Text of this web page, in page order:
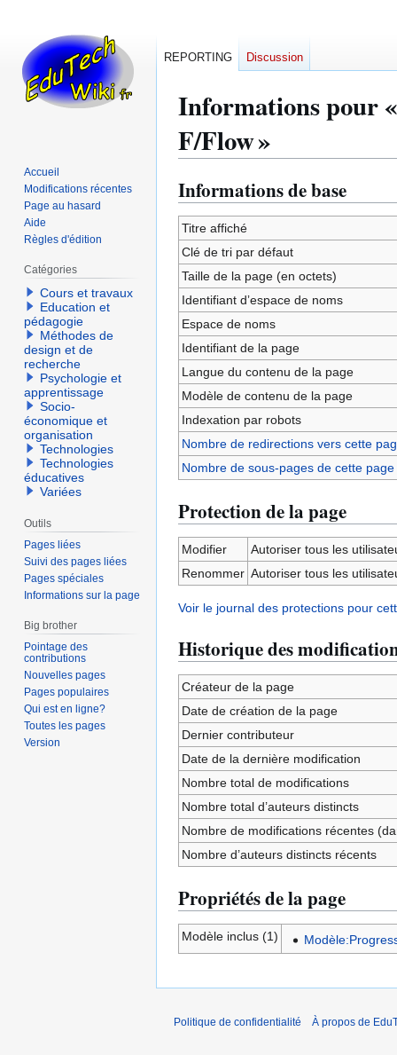
Informations pour
F/Flow »
Aller
à
la
navigation
Aller
à
la
recherche
Informations de base
Titre affiché
Clé de tri par défaut
Taille de la page (en octets)
Identifiant dʼespace de noms
Espace de noms
Identifiant de la page
Langue du contenu de la page
Modèle de contenu de la page
Indexation par robots
Nombre de redirections vers cette
Nombre de sous-pages de cette page
Protection de la page
Modifier
Autoriser tous les
Renommer Autoriser tous les
Voir le journal des protections pour
Historique des
Créateur de la page
Date de création de la page
Dernier contributeur
Date de la dernière modification
Nombre total de modifications
Nombre total d’auteurs distincts
Nombre de modifications récentes
Nombre d’auteurs distincts récents
Propriétés de la page
Modèle inclus (1)
REPORTING Discussion
Accueil
Modifications récentes
Page au hasard
Aide
Règles d'édition
Catégories
Cours et travaux
Education et
pédagogie
Méthodes de
design et de
recherche
Psychologie et
apprentissage
Socio-
économique et
organisation
Technologies
Technologies
éducatives
Variées
Outils
Pages liées
Suivi des pages liées
Pages spéciales
Informations sur la page
Big brother
Pointage des
contributions
Nouvelles pages
Pages populaires
Qui est en ligne?
Toutes les pages
Version
Politique de confidentialité À propos de